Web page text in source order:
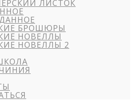
ЛИСТОК
БРОШЮРЫ
НОВЕЛЛЫ
НОВЕЛЛЫ 2